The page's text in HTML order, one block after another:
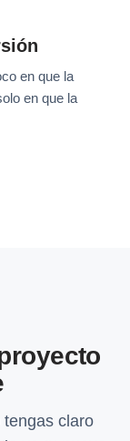
en que la
en que la
claro